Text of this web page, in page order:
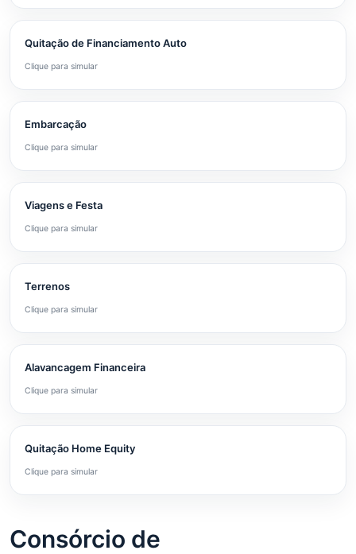
Quitação de Financiamento Auto
Clique para simular
Embarcação
Clique para simular
Viagens e Festa
Clique para simular
Terrenos
Clique para simular
Alavancagem Financeira
Clique para simular
Quitação Home Equity
Clique para simular
Consórcio de